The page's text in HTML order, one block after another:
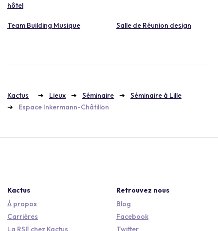
hôtel
Team Building Musique Salle de Réunion design
Kactus Lieux Séminaire
Séminaire à Lille
Espace Inkermann-Châtillon
Kactus
À propos
Carrières
La RSE chez Kactus
Retrouvez nous
Blog
Facebook
Twitter